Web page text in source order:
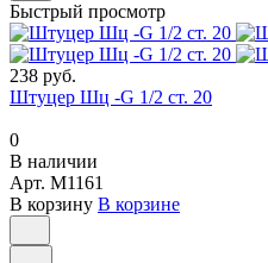
Быстрый просмотр
238 руб.
Штуцер Шц -G 1/2 ст. 20
0
В наличии
Арт. M1161
В корзину В корзине